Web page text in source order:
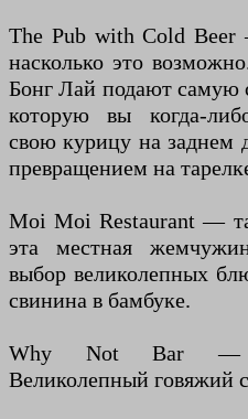
The Pub with Cold
насколько это
Бонг Лай подают самую
которую вы когда-
свою курицу на заднем
превращением на
Moi Moi Restaurant —
эта местная
выбор великолепных
свинина в бамбуке.
Why Not Bar —
Великолепный говяжий